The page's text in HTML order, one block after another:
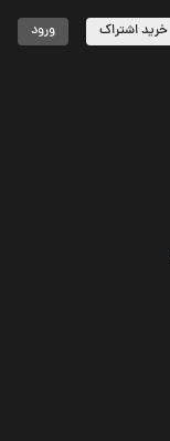
خرید اشتراک ورود